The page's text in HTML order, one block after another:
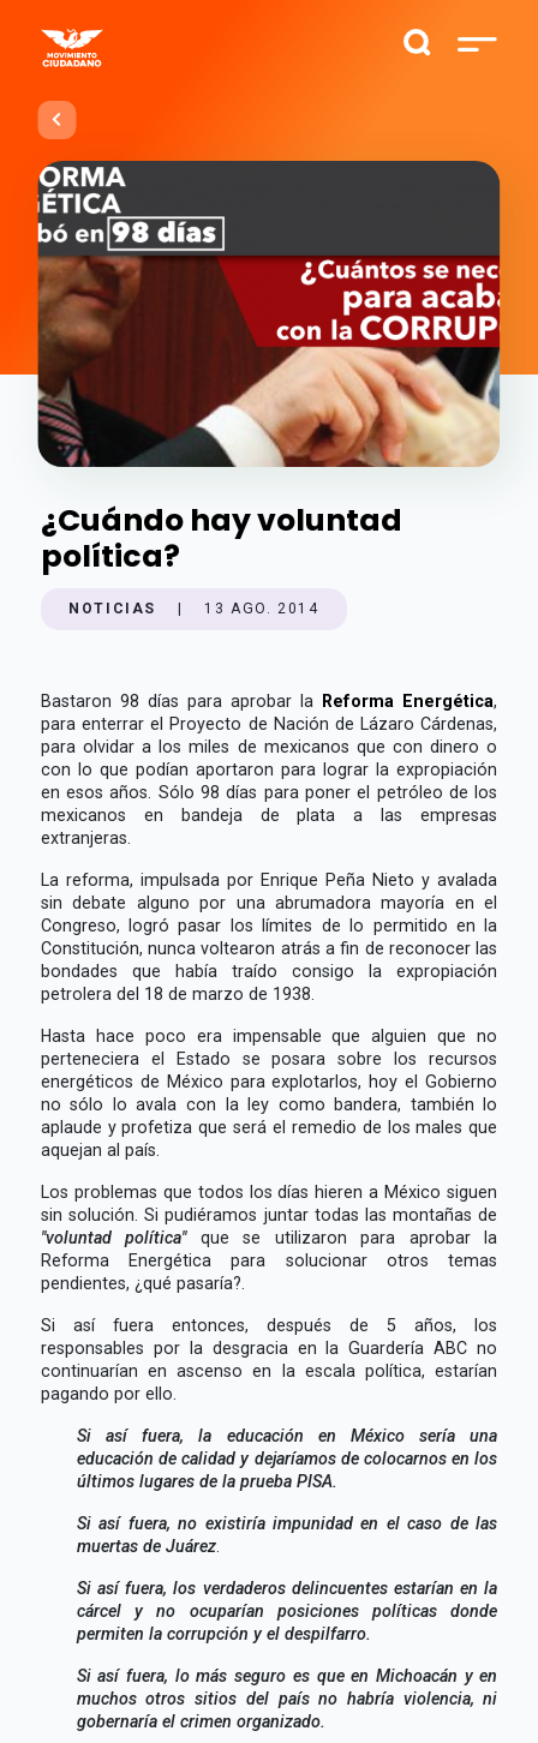
¿Cuándo hay voluntad
política?
NOTICIAS 13 AGO. 2014
Bastaron 98 días para aprobar la Reforma Energética,
para enterrar el Proyecto de Nación de Lázaro Cárdenas,
para olvidar a los miles de mexicanos que con dinero o
con lo que podían aportaron para lograr la expropiación
en esos años. Sólo 98 días para poner el petróleo de los
mexicanos en bandeja de plata a las empresas
extranjeras.
La reforma, impulsada por Enrique Peña Nieto y avalada
sin debate alguno por una abrumadora mayoría en el
Congreso, logró pasar los límites de lo permitido en la
Constitución, nunca voltearon atrás a fin de reconocer las
bondades que había traído consigo la expropiación
petrolera del 18 de marzo de 1938.
Hasta hace poco era impensable que alguien que no
perteneciera el Estado se posara sobre los recursos
energéticos de México para explotarlos, hoy el Gobierno
no sólo lo avala con la ley como bandera, también lo
aplaude y profetiza que será el remedio de los males que
aquejan al país.
Los problemas que todos los días hieren a México siguen
sin solución. Si pudiéramos juntar todas las montañas de
"voluntad política"que se utilizaron para aprobar la
Reforma Energética para solucionar otros temas
pendientes, ¿qué pasaría?.
Si así fuera entonces, después de 5 años, los
responsables por la desgracia en la Guardería ABC no
continuarían en ascenso en la escala política, estarían
pagando por ello.
Si así fuera, la educación en México sería una
educación de calidad y dejaríamos de colocarnos en los
últimos lugares de la prueba PISA.
Si así fuera, no existiría impunidad en el caso de las
muertas de Juárez.
Si así fuera, los verdaderos delincuentes estarían en la
cárcel y no ocuparían posiciones políticas donde
permiten la corrupción y el despilfarro.
Si así fuera, lo más seguro es que en Michoacán y en
muchos otros sitios del país no habría violencia, ni
gobernaría el crimen organizado.